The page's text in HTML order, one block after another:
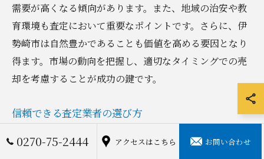
需要が高くなる傾向があります。また、地域の治安や教
育環境も査定において重要なポイントです。さらに、伊
勢崎市は自然豊かであることも価値を高める要因となり
得ます。市場の動向を把握し、適切なタイミングでの売
却を考慮することが成功の鍵です。
信頼できる査定業者の選び方
信頼できる不動産査定業者を選ぶことは、売却成功への
0270-75-2444 アクセスはこちら お問い合わせ